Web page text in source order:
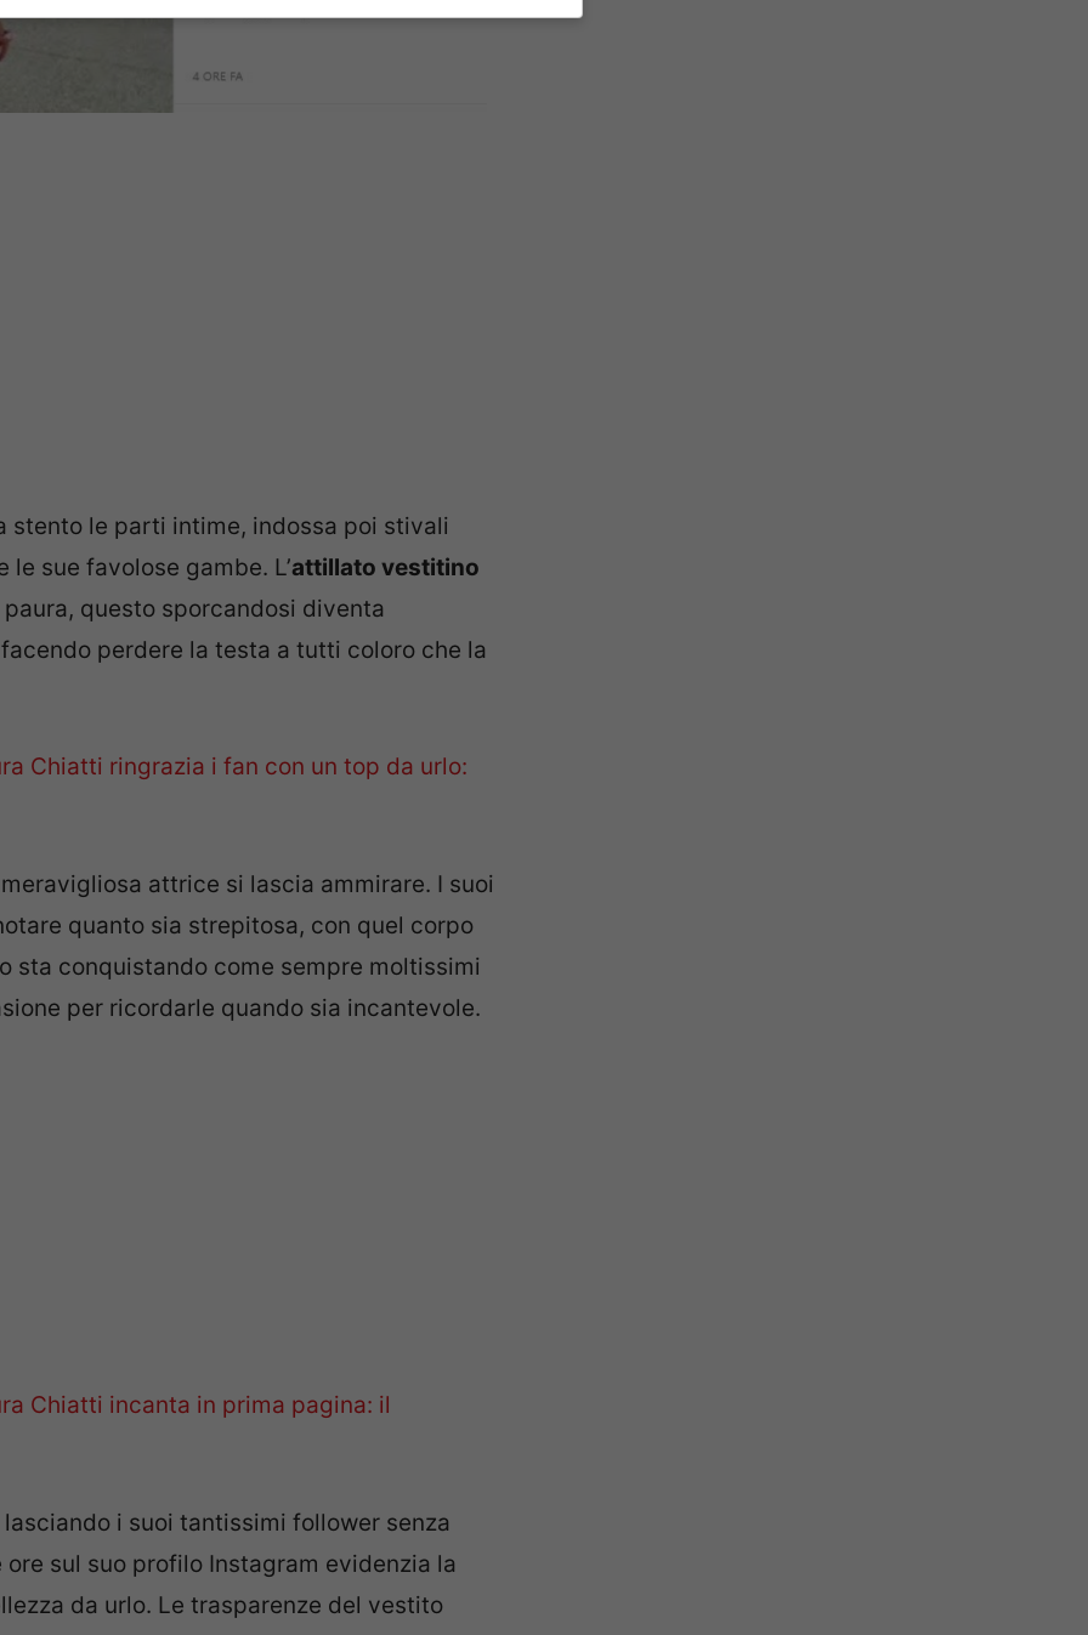
stento le parti intime, indossa poi stivali
sue favolose gambe. L’attillato vestitino
questo sporcandosi diventa
perdere la testa a tutti coloro che la
Chiatti ringrazia i fan con un top da urlo:
attrice si lascia ammirare. I suoi
quanto sia strepitosa, con quel corpo
sta conquistando come sempre moltissimi
per ricordarle quando sia incantevole.
Chiatti incanta in prima pagina: il
lasciando i suoi tantissimi follower senza
sul suo profilo Instagram evidenzia la
da urlo. Le trasparenze del vestito